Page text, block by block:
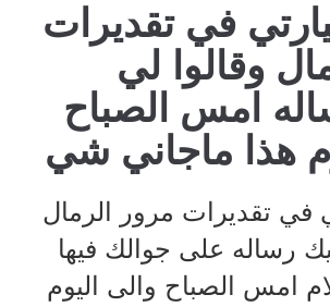
في تقديرات
وقالوا لي
امس الصباح
هذا ماجاني شي
في تقديرات مرور الرمال
رساله على جوالك فيها
امس الصباح والى اليوم